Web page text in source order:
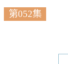
第052集